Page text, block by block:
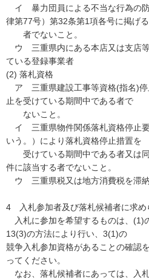
イ 暴力団員による不当な行為の
律第77号）第32条第1項各号に掲げる
者でないこと。
ウ 三重県内にある本店又は支店
ている登録事業者
(2) 落札資格
ア 三重県建設工事等資格(指名)停
止を受けている期間中である者で
ないこと。
イ 三重県物件関係落札資格停止要
いう。）により落札資格停止措置を
受けている期間中である者又は同
件に該当する者でないこと。
ウ 三重県税又は地方消費税を滞納
4 入札参加者及び落札候補者に求め
入札に参加を希望するものは、(1)
13(3)の方法により行い、3(1)の
競争入札参加資格があることの確認
ってください。
なお、落札候補者にあっては、入